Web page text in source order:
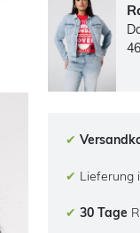
✔
✔ Lieferung
✔ 30 Tage